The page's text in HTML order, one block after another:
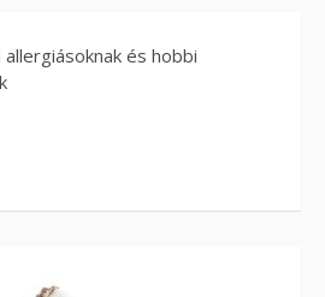
és hobbi